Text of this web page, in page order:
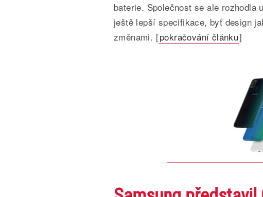
baterie. Společnost se ale
ještě lepší specifikace, byť design
změnami. [pokračování článku]